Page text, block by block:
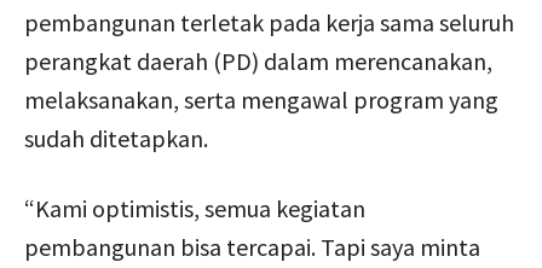
pembangunan terletak pada kerja sama seluruh
perangkat daerah (PD) dalam merencanakan,
melaksanakan, serta mengawal program yang
sudah ditetapkan.
“Kami optimistis, semua kegiatan
pembangunan bisa tercapai. Tapi saya minta